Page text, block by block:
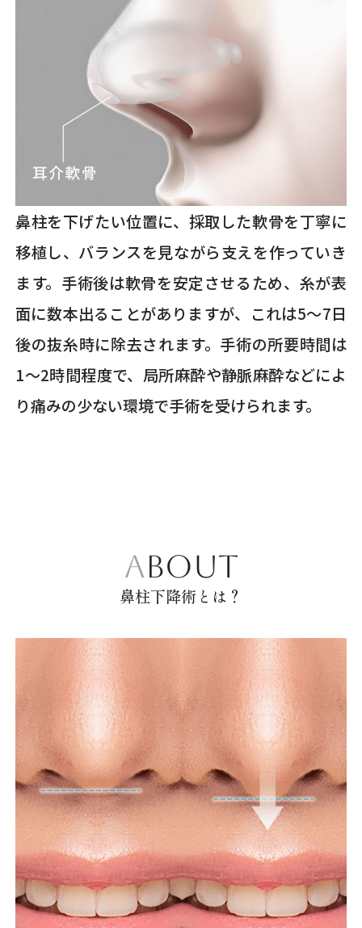
鼻柱を下げたい位置に、採取した軟骨を丁寧に
移植し、バランスを見ながら支えを作っていき
ます。手術後は軟骨を安定させるため、糸が表
面に数本出ることがありますが、これは5～7日
後の抜糸時に除去されます。手術の所要時間は
1〜2時間程度で、局所麻酔や静脈麻酔などによ
り痛みの少ない環境で手術を受けられます。
ABOUT
鼻柱下降術とは？